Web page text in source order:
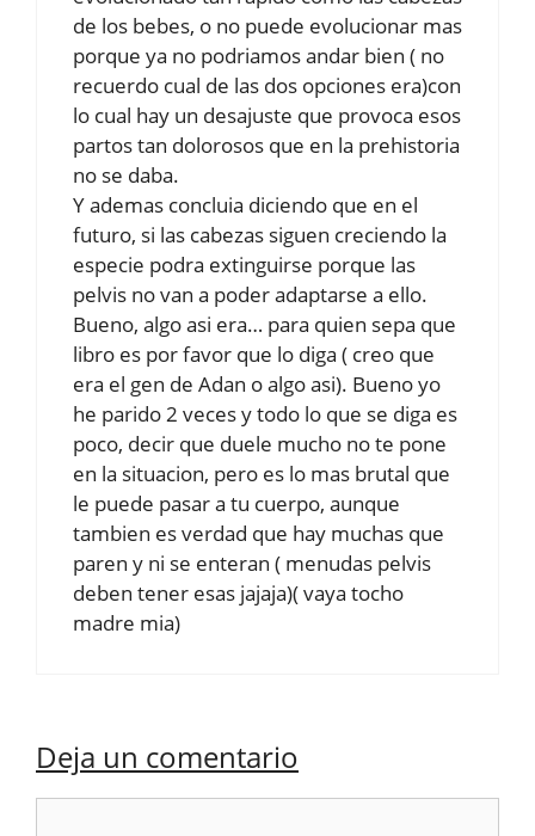
de los bebes, o no puede evolucionar mas
porque ya no podriamos andar bien ( no
recuerdo cual de las dos opciones era)con
lo cual hay un desajuste que provoca esos
partos tan dolorosos que en la prehistoria
no se daba.
Y ademas concluia diciendo que en el
futuro, si las cabezas siguen creciendo la
especie podra extinguirse porque las
pelvis no van a poder adaptarse a ello.
Bueno, algo asi era… para quien sepa que
libro es por favor que lo diga ( creo que
era el gen de Adan o algo asi). Bueno yo
he parido 2 veces y todo lo que se diga es
poco, decir que duele mucho no te pone
en la situacion, pero es lo mas brutal que
le puede pasar a tu cuerpo, aunque
tambien es verdad que hay muchas que
paren y ni se enteran ( menudas pelvis
deben tener esas jajaja)( vaya tocho
madre mia)
Deja un comentario